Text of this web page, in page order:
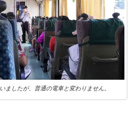
ましたが、普通の電車と変わりません。